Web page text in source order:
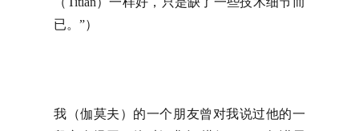
已。”）
我（伽莫夫）的一个朋友曾对我说过他的一